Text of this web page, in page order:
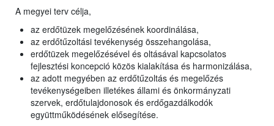
A megyei terv célja,
az erdőtüzek megelőzésének koordinálása,
az erdőtűzoltási tevékenység összehangolása,
erdőtüzek megelőzésével és oltásával kapcsolatos
fejlesztési koncepció közös kialakítása és harmonizálása,
az adott megyében az erdőtűzoltás és megelőzés
tevékenységeiben illetékes állami és önkormányzati
szervek, erdőtulajdonosok és erdőgazdálkodók
együttműködésének elősegítése.